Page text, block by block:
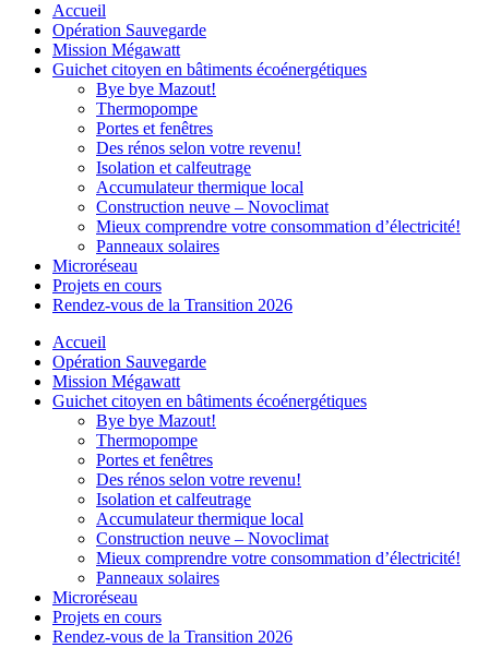
Accueil
Opération Sauvegarde
Mission Mégawatt
Guichet citoyen en bâtiments écoénergétiques
Bye bye Mazout!
Thermopompe
Portes et fenêtres
Des rénos selon votre revenu!
Isolation et calfeutrage
Accumulateur thermique local
Construction neuve – Novoclimat
Mieux comprendre votre consommation d’électricité!
Panneaux solaires
Microréseau
Projets en cours
Rendez-vous de la Transition 2026
Accueil
Opération Sauvegarde
Mission Mégawatt
Guichet citoyen en bâtiments écoénergétiques
Bye bye Mazout!
Thermopompe
Portes et fenêtres
Des rénos selon votre revenu!
Isolation et calfeutrage
Accumulateur thermique local
Construction neuve – Novoclimat
Mieux comprendre votre consommation d’électricité!
Panneaux solaires
Microréseau
Projets en cours
Rendez-vous de la Transition 2026